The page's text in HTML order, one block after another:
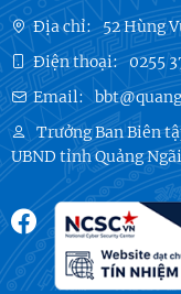
Địa chỉ: 52 Hùng
Điện thoại: 0255
Email:
Trưởng Ban Biên
UBND tỉnh Quảng Ngãi